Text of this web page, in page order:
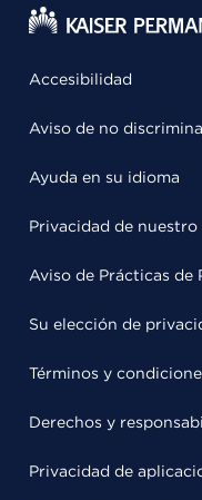
Accesibilidad
Aviso de no
Ayuda en su idioma
Privacidad de
Aviso de Prácticas de
Su elección de
Términos y
Derechos y
Privacidad de